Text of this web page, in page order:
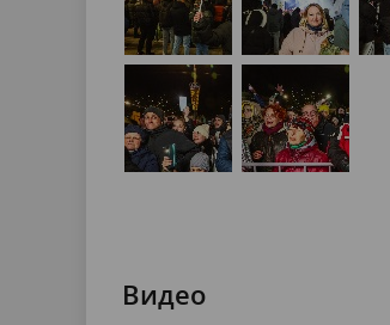
Видео